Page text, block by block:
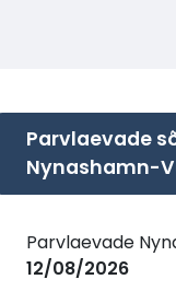
Parvlaevade
Nynashamn-
Parvlaevade
12/08/2026